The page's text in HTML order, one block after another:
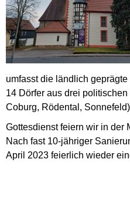
umfasst die ländlich
14 Dörfer aus drei
Coburg, Rödental,
Gottesdienst feiern wir in der
Nach fast 10-jähriger
April 2023 feierlich wieder